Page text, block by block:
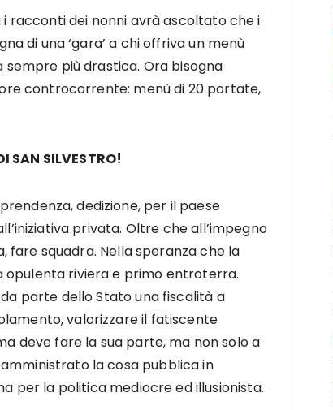
racconti dei nonni avrà ascoltato che i
di una ‘gara’ a chi offriva un menù
sempre più drastica. Ora bisogna
controcorrente: menù di 20 portate,
SAN SILVESTRO!
dedizione, per il paese
privata. Oltre che all’impegno
fare squadra. Nella speranza che la
opulenta riviera e primo entroterra.
parte dello Stato una fiscalità a
valorizzare il fatiscente
deve fare la sua parte, ma non solo a
la cosa pubblica in
per la politica mediocre ed illusionista.